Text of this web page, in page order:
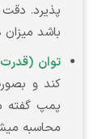
پذیرد. دقت
باشد میزان
توان
کند و
پمپ گفته
محاسبه